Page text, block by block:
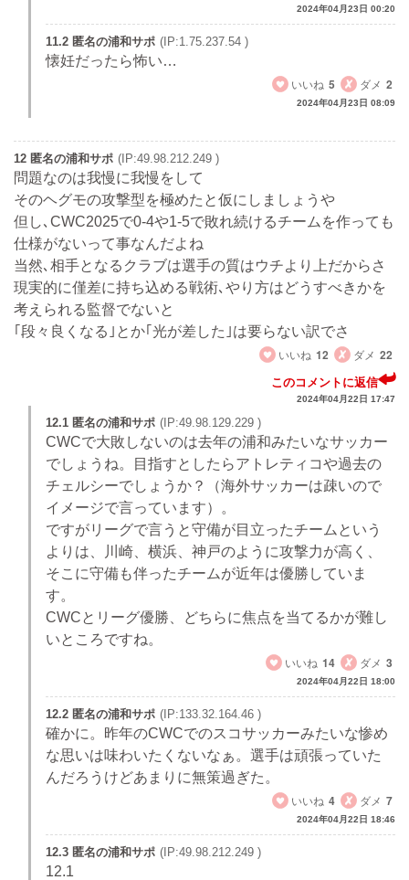
2024年04月23日 00:20
11.2 匿名の浦和サポ (IP:1.75.237.54 )
懐妊だったら怖い…
いいね 5 ダメ 2
2024年04月23日 08:09
12 匿名の浦和サポ (IP:49.98.212.249 )
問題なのは我慢に我慢をして
そのヘグモの攻撃型を極めたと仮にしましょうや
但し､CWC2025で0-4や1-5で敗れ続けるチームを作っても
仕様がないって事なんだよね
当然､相手となるクラブは選手の質はウチより上だからさ
現実的に僅差に持ち込める戦術､やり方はどうすべきかを
考えられる監督でないと
｢段々良くなる｣とか｢光が差した｣は要らない訳でさ
いいね 12 ダメ 22
このコメントに返信
2024年04月22日 17:47
12.1 匿名の浦和サポ (IP:49.98.129.229 )
CWCで大敗しないのは去年の浦和みたいなサッカー
でしょうね。目指すとしたらアトレティコや過去の
チェルシーでしょうか？（海外サッカーは疎いので
イメージで言っています）。
ですがリーグで言うと守備が目立ったチームという
よりは、川崎、横浜、神戸のように攻撃力が高く、
そこに守備も伴ったチームが近年は優勝していま
す。
CWCとリーグ優勝、どちらに焦点を当てるかが難し
いところですね。
いいね 14 ダメ 3
2024年04月22日 18:00
12.2 匿名の浦和サポ (IP:133.32.164.46 )
確かに。昨年のCWCでのスコサッカーみたいな惨め
な思いは味わいたくないなぁ。選手は頑張っていた
んだろうけどあまりに無策過ぎた。
いいね 4 ダメ 7
2024年04月22日 18:46
12.3 匿名の浦和サポ (IP:49.98.212.249 )
12.1